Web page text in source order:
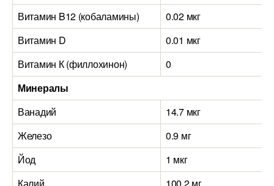
Витамин B12 (кобаламины)
0.02 мкг
Витамин D
0.01 мкг
Витамин К (филлохинон)
0
Минералы
Ванадий
14.7 мкг
Железо
0.9 мг
Йод
1 мкг